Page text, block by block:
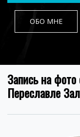
ОБО МНЕ
Запись на фото
Переславле